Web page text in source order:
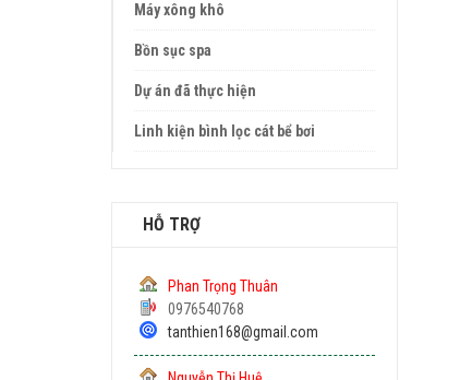
Máy xông khô
Bồn sục spa
Dự án đã thực hiện
Linh kiện bình lọc cát bể bơi
HỖ TRỢ
Phan Trọng Thuân
0976540768
tanthien168@gmail.com